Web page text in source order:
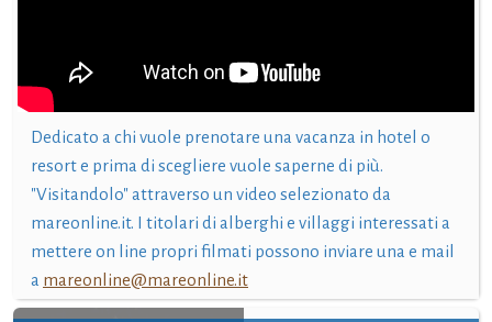
Dedicato a chi vuole prenotare una vacanza in hotel o
resort e prima di scegliere vuole saperne di più.
"Visitandolo" attraverso un video selezionato da
mareonline.it. I titolari di alberghi e villaggi interessati a
mettere on line propri filmati possono inviare una e mail
a mareonline@mareonline.it